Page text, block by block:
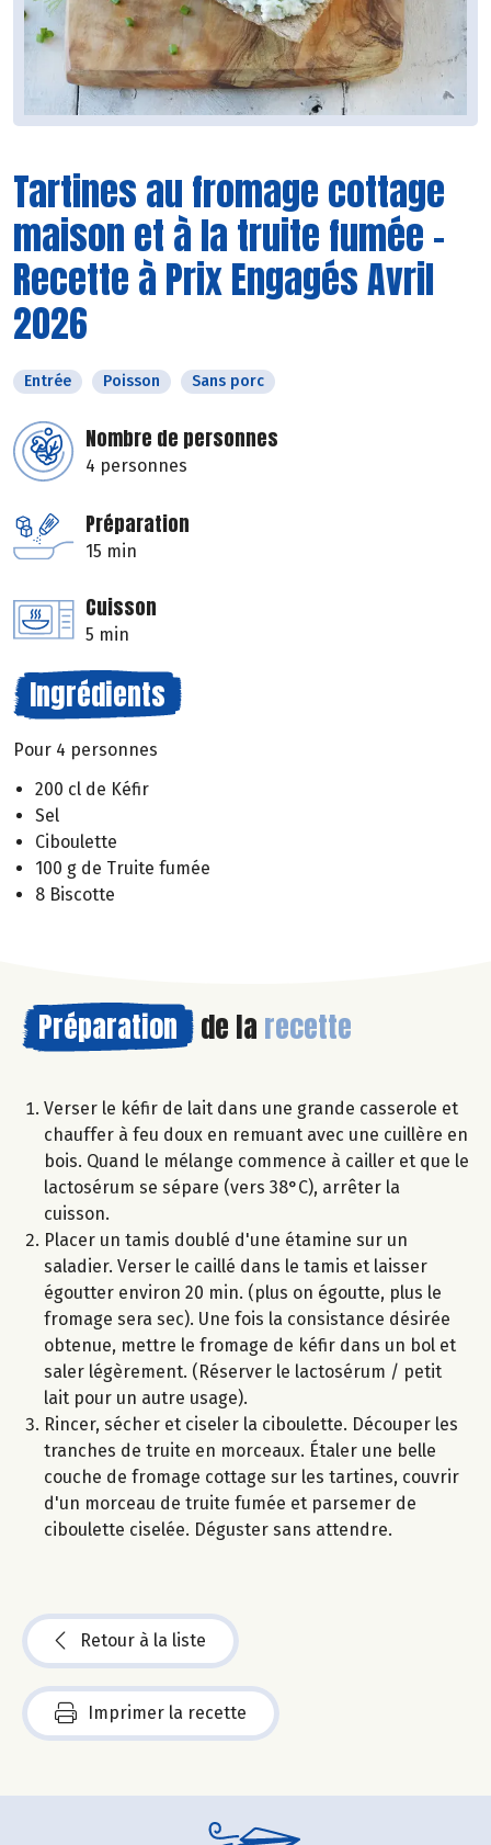
Tartines au fromage cottage
maison et à la truite fumée -
Recette à Prix Engagés Avril
2026
Entrée Poisson Sans porc
Nombre de personnes
4 personnes
Préparation
15 min
Cuisson
5 min
Ingrédients
Pour 4 personnes
200 cl de Kéfir
Sel
Ciboulette
100 g de Truite fumée
8 Biscotte
Préparation de la recette
Verser le kéfir de lait dans une grande casserole et
chauffer à feu doux en remuant avec une cuillère en
bois. Quand le mélange commence à cailler et que le
lactosérum se sépare (vers 38°C), arrêter la
cuisson.
Placer un tamis doublé d'une étamine sur un
saladier. Verser le caillé dans le tamis et laisser
égoutter environ 20 min. (plus on égoutte, plus le
fromage sera sec). Une fois la consistance désirée
obtenue, mettre le fromage de kéfir dans un bol et
saler légèrement. (Réserver le lactosérum / petit
lait pour un autre usage).
Rincer, sécher et ciseler la ciboulette. Découper les
tranches de truite en morceaux. Étaler une belle
couche de fromage cottage sur les tartines, couvrir
d'un morceau de truite fumée et parsemer de
ciboulette ciselée. Déguster sans attendre.
Retour à la liste
Imprimer la recette